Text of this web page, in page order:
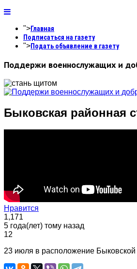
">Главная
Подписаться на газету
">Подать объявление в газету
Поддержи военнослужащих и
Быковская районная
Нравится
1,171
5 года(лет) тому назад
12
23 июля в расположение